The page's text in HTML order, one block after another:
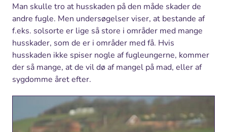
Man skulle tro at husskaden på den måde skader de
andre fugle. Men undersøgelser viser, at bestande af
f.eks. solsorte er lige så store i områder med mange
husskader, som de er i områder med få. Hvis
husskaden ikke spiser nogle af fugleungerne, kommer
der så mange, at de vil dø af mangel på mad, eller af
sygdomme året efter.